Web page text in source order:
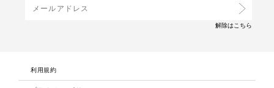
解除はこちら
利用規約